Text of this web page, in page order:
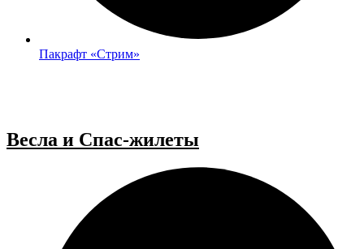
Пакрафт «Стрим»
Весла и Спас-жилеты